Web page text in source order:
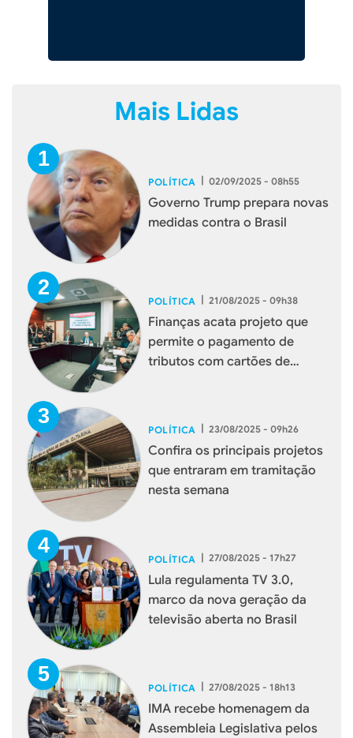
Mais Lidas
POLÍTICA | 02/09/2025 - 08h55
Governo Trump prepara novas
medidas contra o Brasil
POLÍTICA | 21/08/2025 - 09h38
Finanças acata projeto que
permite o pagamento de
tributos com cartões de
POLÍTICA | 23/08/2025 - 09h26
Confira os principais projetos
que entraram em tramitação
nesta semana
POLÍTICA | 27/08/2025 - 17h27
Lula regulamenta TV 3.0,
marco da nova geração da
televisão aberta no Brasil
POLÍTICA | 27/08/2025 - 18h13
IMA recebe homenagem da
Assembleia Legislativa pelos